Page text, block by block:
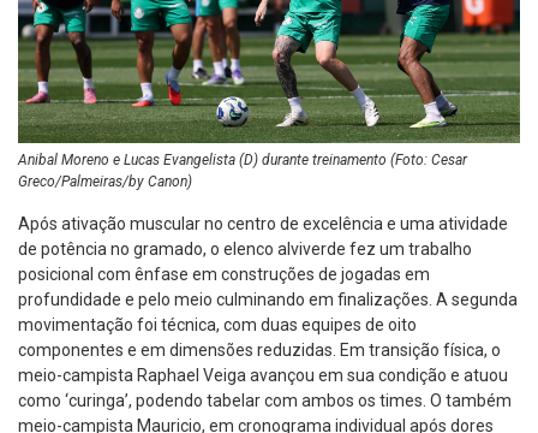
Anibal Moreno e Lucas Evangelista (D) durante treinamento (Foto: Cesar
Greco/Palmeiras/by Canon)
Após ativação muscular no centro de excelência e uma atividade
de potência no gramado, o elenco alviverde fez um trabalho
posicional com ênfase em construções de jogadas em
profundidade e pelo meio culminando em finalizações. A segunda
movimentação foi técnica, com duas equipes de oito
componentes e em dimensões reduzidas. Em transição física, o
meio-campista Raphael Veiga avançou em sua condição e atuou
como ‘curinga’, podendo tabelar com ambos os times. O também
meio-campista Mauricio, em cronograma individual após dores